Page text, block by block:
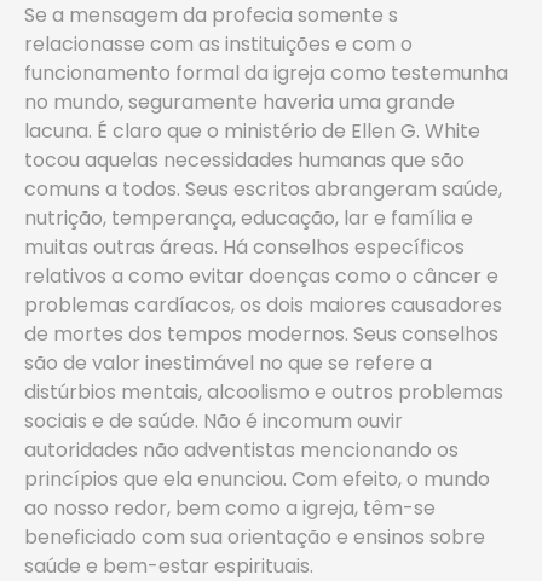
Se a mensagem da profecia somente s
relacionasse com as instituições e com o
funcionamento formal da igreja como testemunha
no mundo, seguramente haveria uma grande
lacuna. É claro que o ministério de Ellen G. White
tocou aquelas necessidades humanas que são
comuns a todos. Seus escritos abrangeram saúde,
nutrição, temperança, educação, lar e família e
muitas outras áreas. Há conselhos específicos
relativos a como evitar doenças como o câncer e
problemas cardíacos, os dois maiores causadores
de mortes dos tempos modernos. Seus conselhos
são de valor inestimável no que se refere a
distúrbios mentais, alcoolismo e outros problemas
sociais e de saúde. Não é incomum ouvir
autoridades não adventistas mencionando os
princípios que ela enunciou. Com efeito, o mundo
ao nosso redor, bem como a igreja, têm-se
beneficiado com sua orientação e ensinos sobre
saúde e bem-estar espirituais.